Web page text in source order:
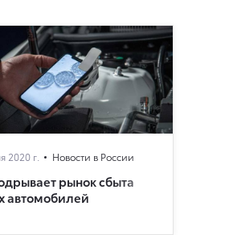
2020 г. Новости в России
рынок сбыта
автомобилей